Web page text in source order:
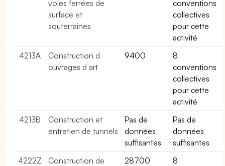
voies ferrées de
surface et
souterraines
conventions
collectives
pour cette
activité
4213A
Construction d
ouvrages d art
9400
8
conventions
collectives
pour cette
activité
4213B
Construction et
entretien de tunnels
Pas de
données
suffisantes
Pas de
données
suffisantes
4222Z
Construction de
28700
8